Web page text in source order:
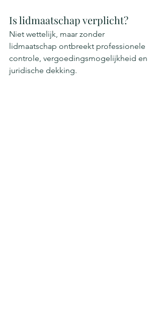
Is lidmaatschap verplicht?
Niet wettelijk, maar zonder
lidmaatschap ontbreekt professionele
controle, vergoedingsmogelijkheid en
juridische dekking.